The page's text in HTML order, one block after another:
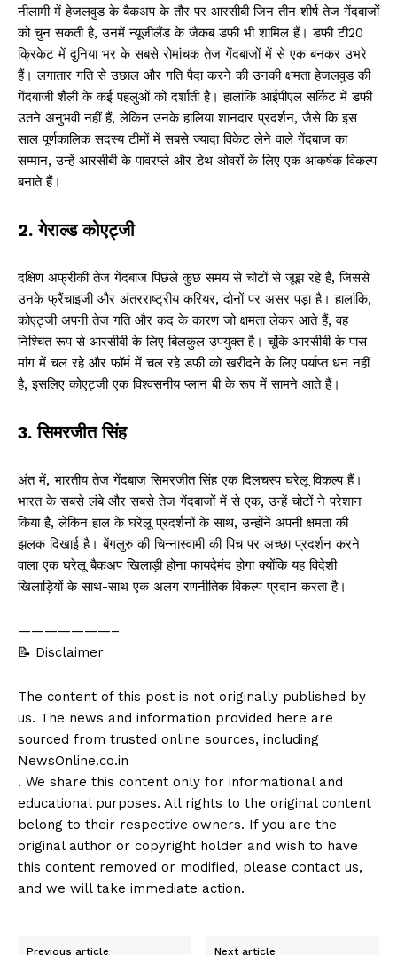
नीलामी में हेजलवुड के बैकअप के तौर पर आरसीबी जिन तीन शीर्ष तेज गेंदबाजों
को चुन सकती है, उनमें न्यूजीलैंड के जैकब डफी भी शामिल हैं। डफी टी20
क्रिकेट में दुनिया भर के सबसे रोमांचक तेज गेंदबाजों में से एक बनकर उभरे
हैं। लगातार गति से उछाल और गति पैदा करने की उनकी क्षमता हेजलवुड की
गेंदबाजी शैली के कई पहलुओं को दर्शाती है। हालांकि आईपीएल सर्किट में डफी
उतने अनुभवी नहीं हैं, लेकिन उनके हालिया शानदार प्रदर्शन, जैसे कि इस
साल पूर्णकालिक सदस्य टीमों में सबसे ज्यादा विकेट लेने वाले गेंदबाज का
सम्मान, उन्हें आरसीबी के पावरप्ले और डेथ ओवरों के लिए एक आकर्षक विकल्प
बनाते हैं।
2. गेराल्ड कोएट्जी
दक्षिण अफ्रीकी तेज गेंदबाज पिछले कुछ समय से चोटों से जूझ रहे हैं, जिससे
उनके फ्रैंचाइजी और अंतरराष्ट्रीय करियर, दोनों पर असर पड़ा है। हालांकि,
कोएट्जी अपनी तेज गति और कद के कारण जो क्षमता लेकर आते हैं, वह
निश्चित रूप से आरसीबी के लिए बिलकुल उपयुक्त है। चूंकि आरसीबी के पास
मांग में चल रहे और फॉर्म में चल रहे डफी को खरीदने के लिए पर्याप्त धन नहीं
है, इसलिए कोएट्जी एक विश्वसनीय प्लान बी के रूप में सामने आते हैं।
3. सिमरजीत सिंह
अंत में, भारतीय तेज गेंदबाज सिमरजीत सिंह एक दिलचस्प घरेलू विकल्प हैं।
भारत के सबसे लंबे और सबसे तेज गेंदबाजों में से एक, उन्हें चोटों ने परेशान
किया है, लेकिन हाल के घरेलू प्रदर्शनों के साथ, उन्होंने अपनी क्षमता की
झलक दिखाई है। बेंगलुरु की चिन्नास्वामी की पिच पर अच्छा प्रदर्शन करने
वाला एक घरेलू बैकअप खिलाड़ी होना फायदेमंद होगा क्योंकि यह विदेशी
खिलाड़ियों के साथ-साथ एक अलग रणनीतिक विकल्प प्रदान करता है।
———————–
📝 Disclaimer
The content of this post is not originally published by
us. The news and information provided here are
sourced from trusted online sources, including
NewsOnline.co.in
. We share this content only for informational and
educational purposes. All rights to the original content
belong to their respective owners. If you are the
original author or copyright holder and wish to have
this content removed or modified, please contact us,
and we will take immediate action.
Previous article Next article